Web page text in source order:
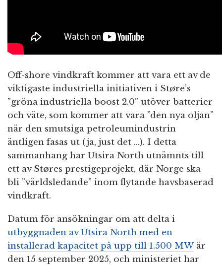
Off-shore vindkraft kommer att vara ett av de
viktigaste industriella initiativen i Støre’s
”gröna industriella boost 2.0” utöver batterier
och väte, som kommer att vara ”den nya oljan”
när den smutsiga petroleumindustrin
äntligen fasas ut (ja, just det …). I detta
sammanhang har Utsira North utnämnts till
ett av Støres prestigeprojekt, där Norge ska
bli ”världsledande” inom flytande havsbaserad
vindkraft.
Datum för ansökningar om att delta i
utbyggnaden av Utsira North med en
installerad kapacitet på upp till 1.500 MWär
den 15 september 2025, och ministeriet har